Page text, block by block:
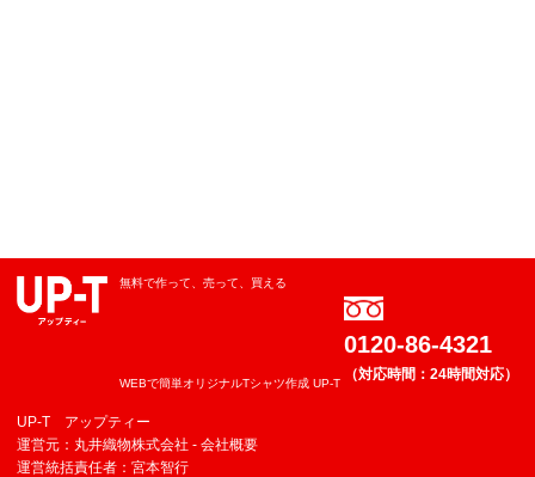
無料で作って、売って、買える
WEBで簡単オリジナルTシャツ作成 UP-T
0120-86-4321
（対応時間：24時間対応）
UP-T アップティー
運営元：丸井織物株式会社 - 会社概要
運営統括責任者：宮本智行